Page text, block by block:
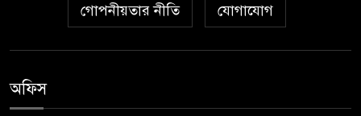
গোপনীয়তার নীতি যোগাযোগ
অফিস